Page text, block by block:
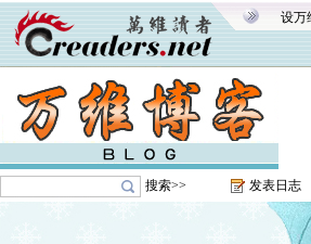
设万
搜索>> 发表日志